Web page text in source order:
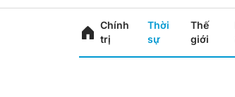
Chính
trị
Thời
sự
Thế
giới